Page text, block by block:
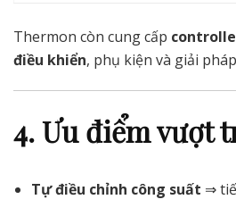
Thermon còn cung cấp
điều khiển, phụ kiện và giải
4. Ưu điểm vượt
Tự điều chỉnh công suất ⇒